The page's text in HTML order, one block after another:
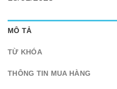
MÔ TẢ
TỪ KHÓA
THÔNG TIN MUA HÀNG